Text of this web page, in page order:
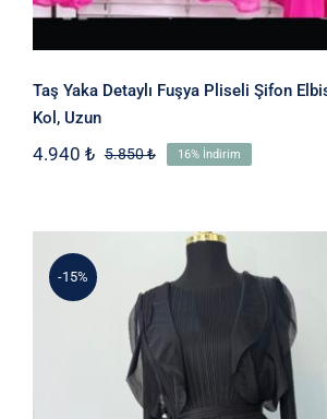
Taş Yaka Detaylı Fuşya Pliseli Şifon
Kol, Uzun
5.850₺Orijinal
4.940 ₺
Şu
4.940 ₺.
16% İndirim
-15%